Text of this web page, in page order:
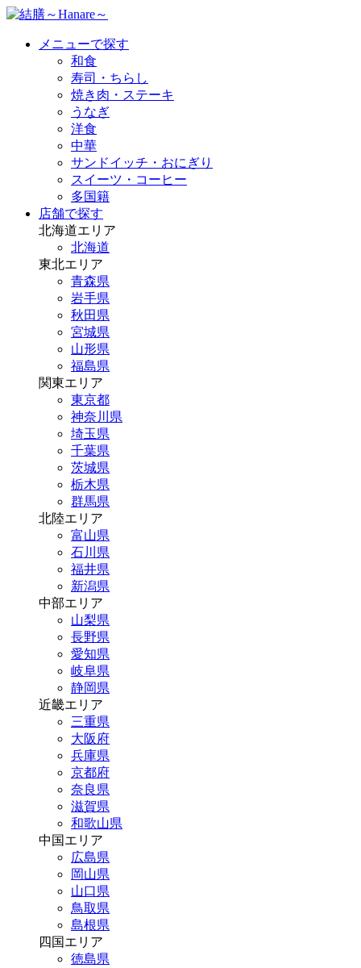
メニューで探す
和食
寿司・ちらし
焼き肉・ステーキ
うなぎ
洋食
中華
サンドイッチ・おにぎり
スイーツ・コーヒー
多国籍
店舗で探す
北海道エリア
北海道
東北エリア
青森県
岩手県
秋田県
宮城県
山形県
福島県
関東エリア
東京都
神奈川県
埼玉県
千葉県
茨城県
栃木県
群馬県
北陸エリア
富山県
石川県
福井県
新潟県
中部エリア
山梨県
長野県
愛知県
岐阜県
静岡県
近畿エリア
三重県
大阪府
兵庫県
京都府
奈良県
滋賀県
和歌山県
中国エリア
広島県
岡山県
山口県
鳥取県
島根県
四国エリア
徳島県